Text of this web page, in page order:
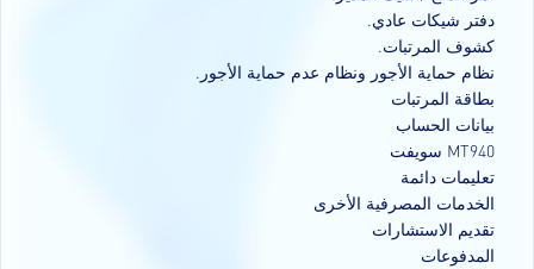
دفتر شيكات عادي.
كشوف المرتبات.
نظام حماية الأجور ونظام عدم حماية الأجور.
بطاقة المرتبات
بيانات الحساب
MT940 سويفت
تعليمات دائمة
الخدمات المصرفية الأخرى
تقديم الاستشارات
المدفوعات